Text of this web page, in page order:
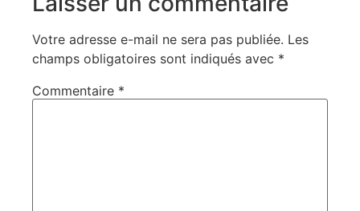
Votre adresse e-mail ne sera pas publiée. Les
champs obligatoires sont indiqués avec *
Commentaire *